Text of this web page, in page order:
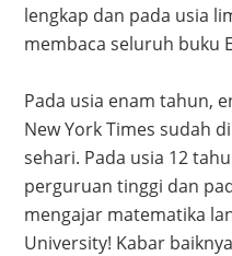
lengkap dan pada usia
membaca seluruh buku
Pada usia enam tahun,
New York Times sudah
sehari. Pada usia 12
perguruan tinggi dan
mengajar matematika
University! Kabar